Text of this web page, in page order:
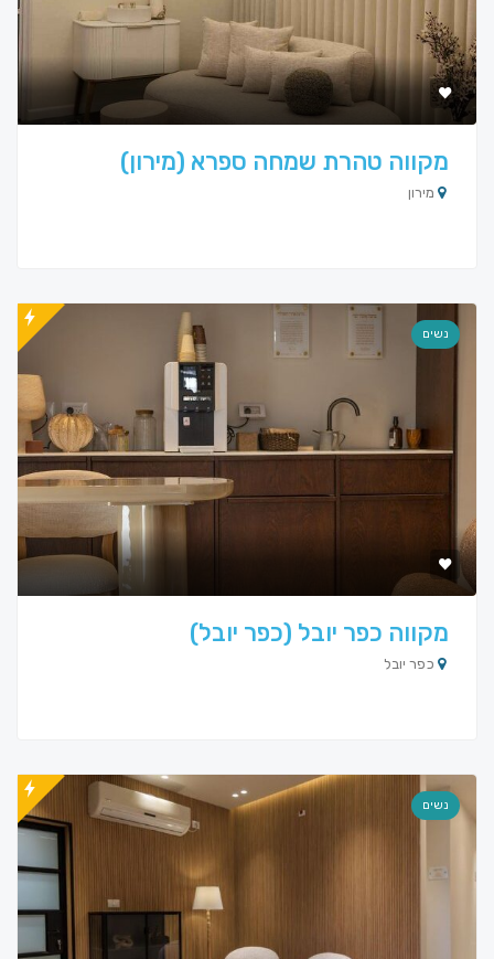
מקווה טהרת שמחה ספרא (מירון)
מירון
נשים
מקווה כפר יובל (כפר יובל)
כפר יובל
נשים